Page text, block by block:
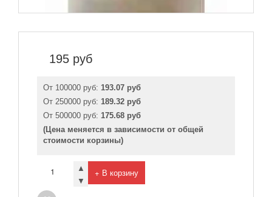
195 руб
От 100000 руб: 193.07 руб
От 250000 руб: 189.32 руб
От 500000 руб: 175.68 руб
(Цена меняется в зависимости от общей
стоимости корзины)
▲
▼
+ В корзину